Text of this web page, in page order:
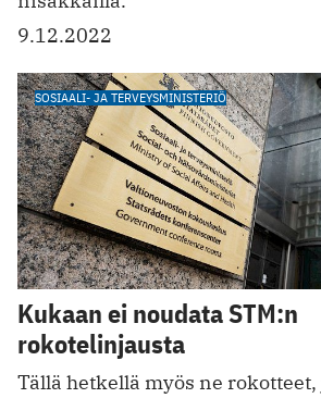
9.12.2022
SOSIAALI- JA TERVEYSMINISTERIÖ
Kukaan ei noudata STM:n
rokotelinjausta
Tällä hetkellä myös ne